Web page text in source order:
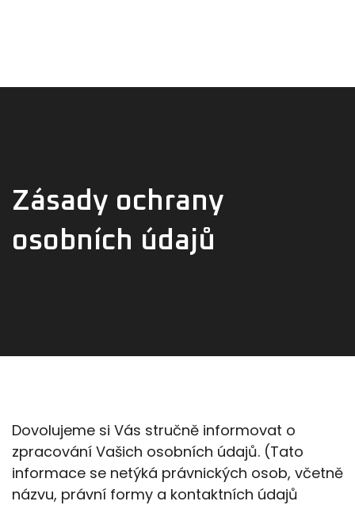
Zásady ochrany
osobních údajů
Dovolujeme si Vás stručně informovat o
zpracování Vašich osobních údajů. (Tato
informace se netýká právnických osob, včetně
názvu, právní formy a kontaktních údajů